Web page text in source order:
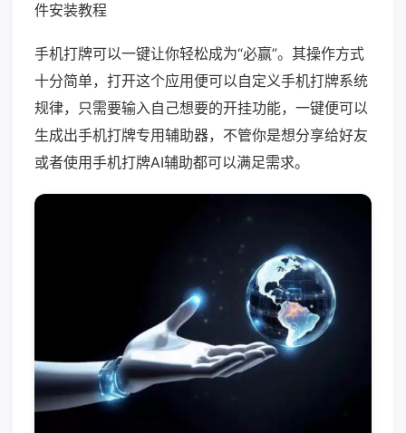
件安装教程
手机打牌可以一键让你轻松成为“必赢”。其操作方式
十分简单，打开这个应用便可以自定义手机打牌系统
规律，只需要输入自己想要的开挂功能，一键便可以
生成出手机打牌专用辅助器，不管你是想分享给好友
或者使用手机打牌AI辅助都可以满足需求。